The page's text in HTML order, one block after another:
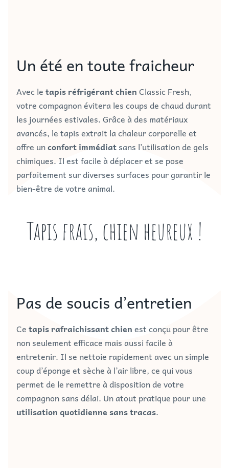
Un été en toute fraicheur
Avec letapis réfrigérant chienClassic Fresh,
votre compagnon évitera les coups de chaud durant
les journées estivales. Grâce à des matériaux
avancés, le tapis extrait la chaleur corporelle et
offre unconfort immédiatsans l’utilisation de gels
chimiques. Il est facile à déplacer et se pose
parfaitement sur diverses surfaces pour garantir le
bien-être de votre animal.
Tapis frais, chien heureux !
Pas de soucis d’entretien
Cetapis rafraichissant chienest conçu pour être
non seulement efficace mais aussi facile à
entretenir. Il se nettoie rapidement avec un simple
coup d’éponge et sèche à l’air libre, ce qui vous
permet de le remettre à disposition de votre
compagnon sans délai. Un atout pratique pour une
utilisation quotidienne sans tracas.